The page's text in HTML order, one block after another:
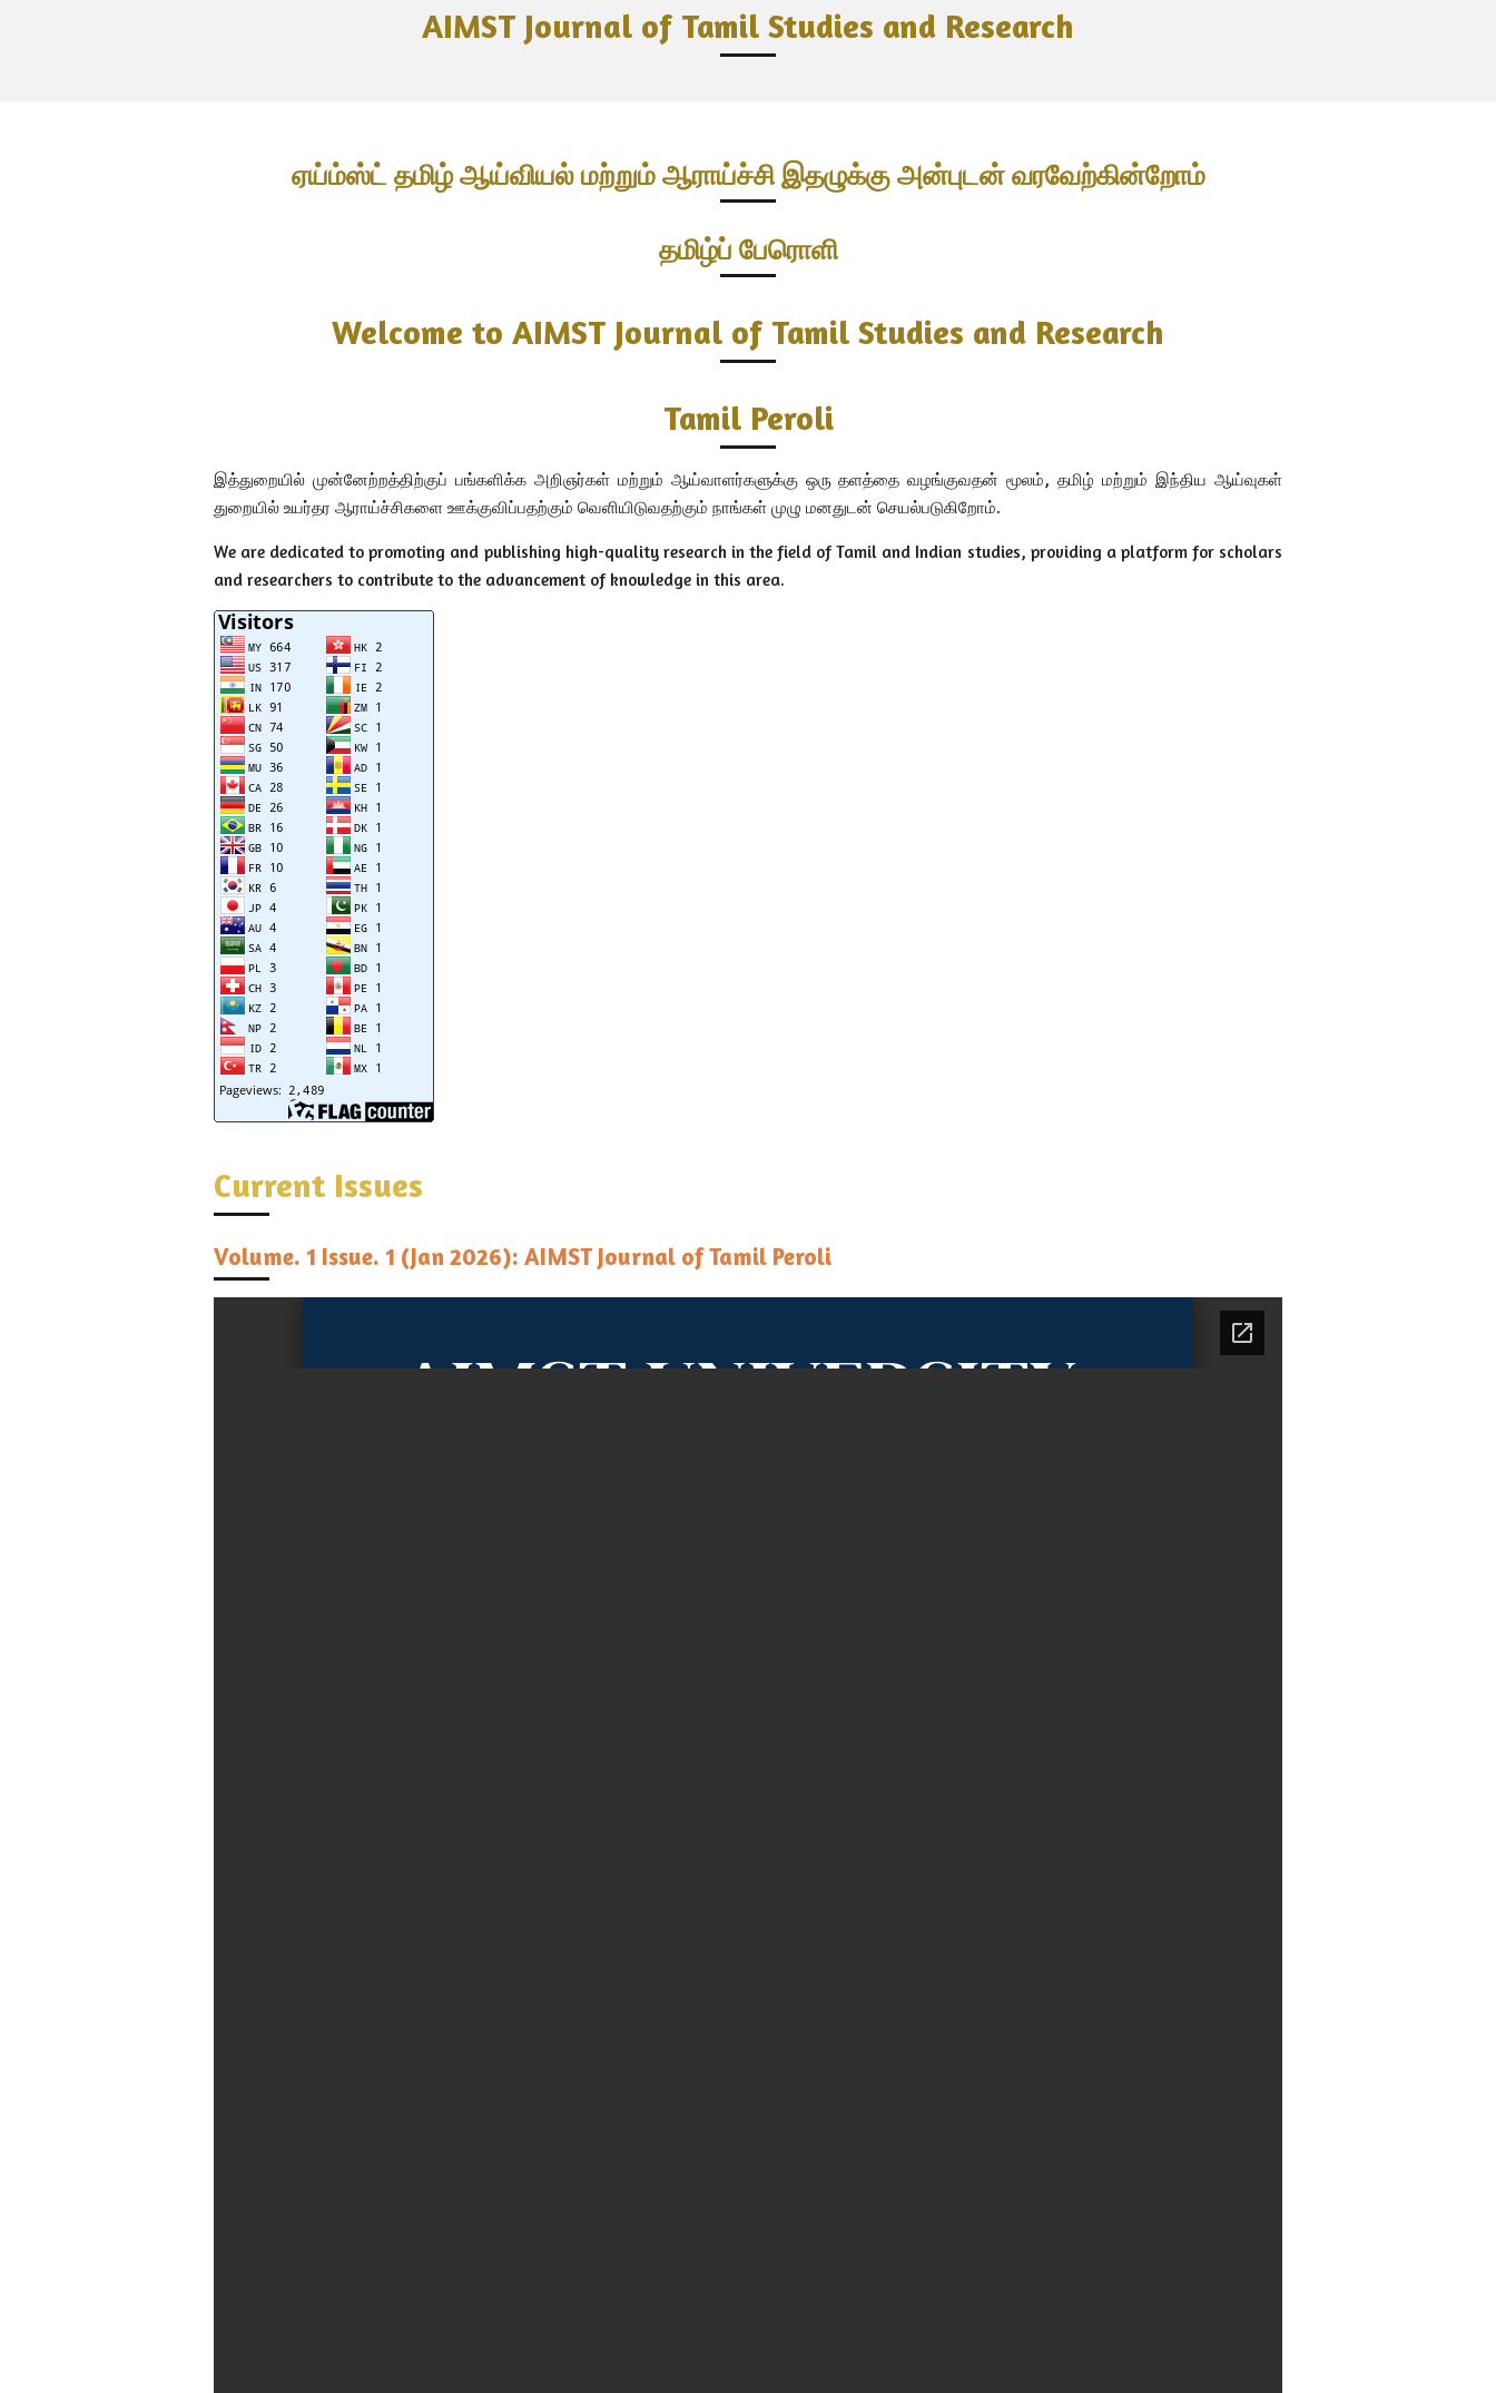
AIMST Journal of Tamil Studies and Research
ஏய்ம்ஸ்ட் தமிழ் ஆய்வியல் மற்றும் ஆராய்ச்சி இதழுக்கு அன்புடன் வரவேற்கின்றோம்
தமிழ்ப் பேரொளி
Welcome to AIMST Journal of Tamil Studies and Research
Tamil Peroli
இத்துறையில் முன்னேற்றத்திற்குப் பங்களிக்க அறிஞர்கள் மற்றும் ஆய்வாளர்களுக்கு ஒரு தளத்தை வழங்குவதன் மூலம், தமிழ் மற்றும் இந்திய ஆய்வுகள்
துறையில் உயர்தர ஆராய்ச்சிகளை ஊக்குவிப்பதற்கும் வெளியிடுவதற்கும் நாங்கள் முழு மனதுடன் செயல்படுகிறோம்.
We are dedicated to promoting and publishing high-quality research in the field of Tamil and Indian studies, providing a platform for scholars
and researchers to contribute to the advancement of knowledge in this area.
Current Issues
Volume. 1 Issue. 1 (Jan 2026): AIMST Journal of Tamil Peroli